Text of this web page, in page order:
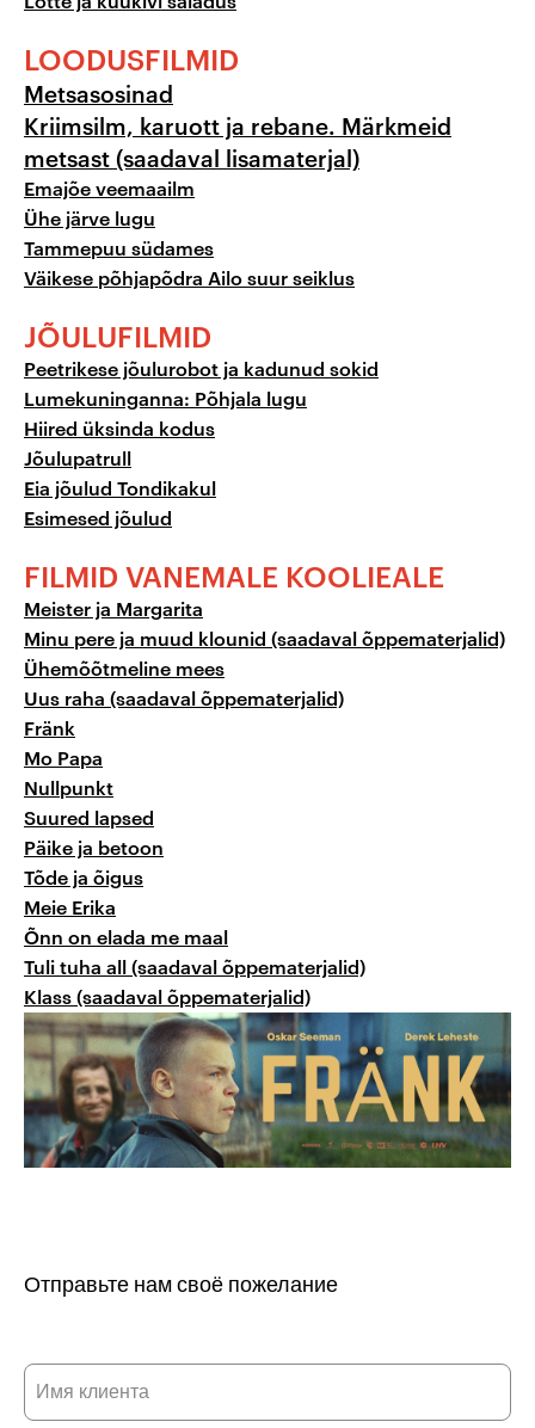
LOODUSFILMID
Metsasosinad
Kriimsilm, karuott ja rebane. Märkmeid
metsast (saadaval lisamaterjal)
Emajõe veemaailm
Ühe järve lugu
Tammepuu südames
Väikese põhjapõdra Ailo suur seiklus
JÕULUFILMID
Peetrikese jõulurobot ja kadunud sokid
Lumekuninganna: Põhjala lugu
Hiired üksinda kodus
Jõulupatrull
Eia jõulud Tondikakul
Esimesed jõulud
FILMID VANEMALE KOOLIEALE
Meister ja Margarita
Minu pere ja muud klounid (saadaval õppematerjalid)
Ühemõõtmeline mees
Uus raha (saadaval õppematerjalid)
Fränk
Mo Papa
Nullpunkt
Suured lapsed
Päike ja betoon
Tõde ja õigus
Meie Erika
Õnn on elada me maal
Tuli tuha all (saadaval õppematerjalid)
Klass (saadaval õppematerjalid)
Отправьте нам своё пожелание
Имя клиента